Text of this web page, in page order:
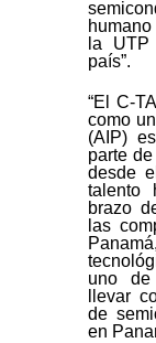
la UTP
país”.
“El C-
como
(AIP)
parte
desde
talento
brazo
las
uno de
llevar
de
en